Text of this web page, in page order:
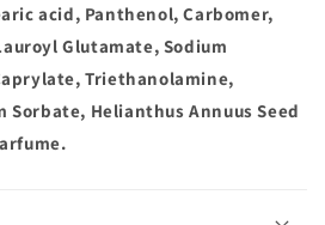
acid, Panthenol, Carbomer,
Glutamate, Sodium
Triethanolamine,
Sorbate, Helianthus Annuus Seed